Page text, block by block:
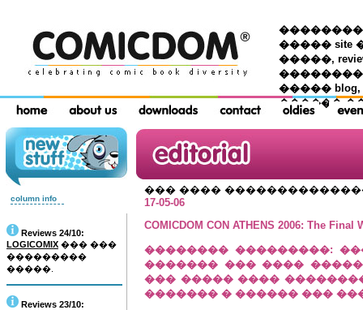
���������
����� site
�����,
����� blog,
������
column info
Reviews 24/10:
LOGICOMIX ��� ���
���������
�����.
Reviews 23/10:
��� ����
17-05-06
COMICDOM CON ATHENS 2006: The Final
�������� ���������:
������� ��� ���� �����
��� ����� ����
������� � ������ ���